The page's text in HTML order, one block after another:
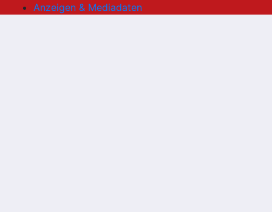
Anzeigen & Mediadaten